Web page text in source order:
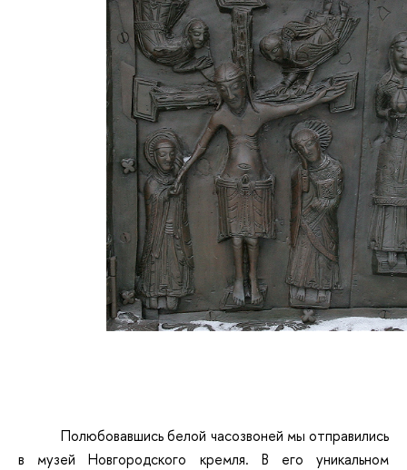
Полюбовавшись белой часозвоней мы отправились
в музей Новгородского кремля. В его уникальном